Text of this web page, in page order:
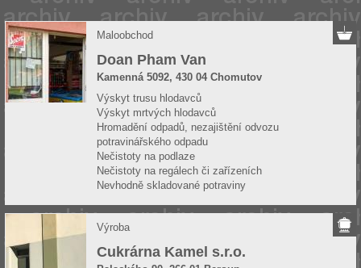
Maloobchod
Doan Pham Van
Kamenná 5092, 430 04 Chomutov
Výskyt trusu hlodavců
Výskyt mrtvých hlodavců
Hromadění odpadů, nezajištění odvozu
potravinářského odpadu
Nečistoty na podlaze
Nečistoty na regálech či zařízeních
Nevhodně skladované potraviny
Výroba
Cukrárna Kamel s.r.o.